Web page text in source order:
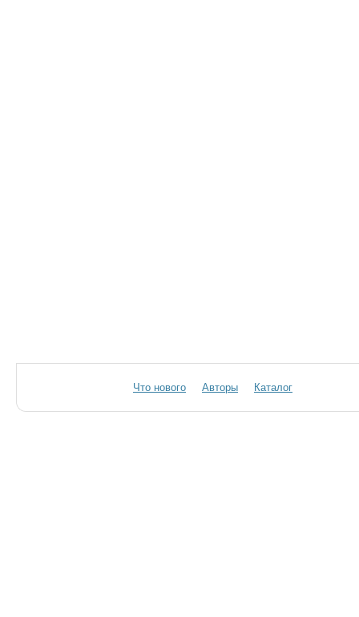
Что нового Авторы Каталог